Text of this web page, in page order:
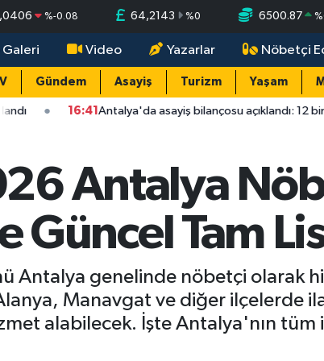
%-0.08 64,2143 %0 6500.87 %
Galeri Video Yazarlar Nöbetçi
Gündem Asayiş Turizm Yaşam
16:41Antalya'da asayiş bilançosu açıklandı: 12 bin 228 asayiş
Antalya
Güncel Tam
Antalya genelinde nöbetçi olarak
Manavgat ve diğer ilçelerde
alabilecek. İşte Antalya'nın